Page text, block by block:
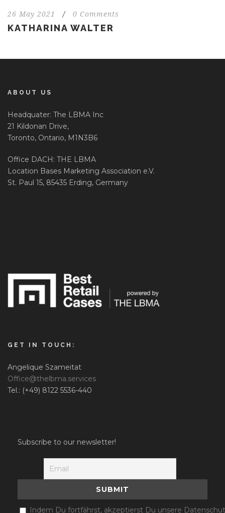
26 May 2021 / 0 Comments
KATHARINA WALTER
ABOUT US
Headquater: The LBMA Inc
21 Kildonan Drive,
Toronto, Ontario, M1N3B6
Office DACH: THE LBMA
Location Bases Marketing Association e.V.
St. Paul 15, 85435 Erding, Germany
GET IN TOUCH:
Angelique Szameitat
Office@thelbma.services
Tel.: (+49) 8122 5536-440
Subscribe to our newsletter!
Indem Du fortfährst, akzeptierst Du unsere